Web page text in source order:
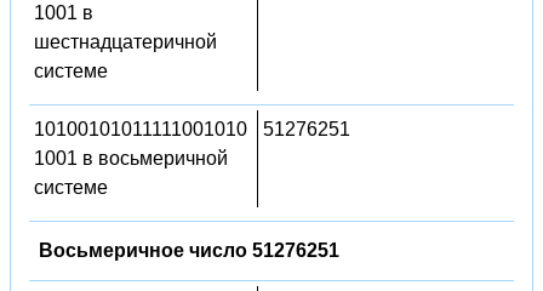
1001 в
шестнадцатеричной
системе
10100101011111001010
1001 в восьмеричной
системе
51276251
Восьмеричное число 51276251